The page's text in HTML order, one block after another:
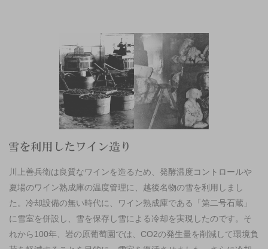
川上善兵衛は良質なワインを造るため、発酵温度コントロールや
夏場のワイン熟成庫の温度管理に、越後名物の雪を利用しまし
た。冷却設備の無い時代に、ワイン熟成庫である「第二号石蔵」
に雪室を併設し、雪を保存し雪による冷却を実現したのです。そ
れから100年、岩の原葡萄園では、CO2の発生量を削減して環境負